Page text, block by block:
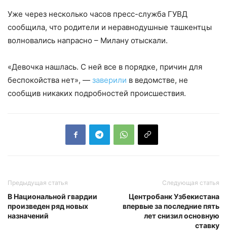
Уже через несколько часов пресс-служба ГУВД
сообщила, что родители и неравнодушные ташкентцы
волновались напрасно – Милану отыскали.
«Девочка нашлась. С ней все в порядке, причин для
беспокойства нет», — заверили в ведомстве, не
сообщив никаких подробностей происшествия.
Предыдущая статья
В Национальной гвардии
произведен ряд новых
назначений
Следующая статья
Центробанк Узбекистана
впервые за последние пять
лет снизил основную
ставку